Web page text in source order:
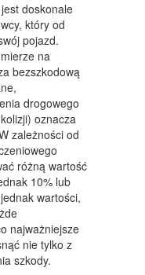
doskonale
który od
pojazd.
na
bezszkodową
drogowego
oznacza
zależności od
różną wartość
10% lub
wartości,
najważniejsze
nie tylko z
szkody.